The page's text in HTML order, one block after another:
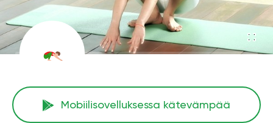
Mobiilisovelluksessa kätevämpää